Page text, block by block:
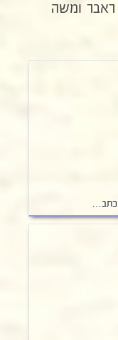
ראבר ומשה